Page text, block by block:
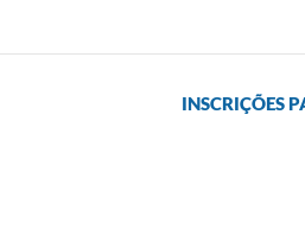
INSCRIÇÕES